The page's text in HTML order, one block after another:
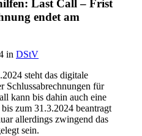
Last Call – Frist
endet am
in DStV
steht das digitale
Schlussabrechnungen für
kann bis dahin auch eine
zum 31.3.2024 beantragt
allerdings zwingend das
sein.